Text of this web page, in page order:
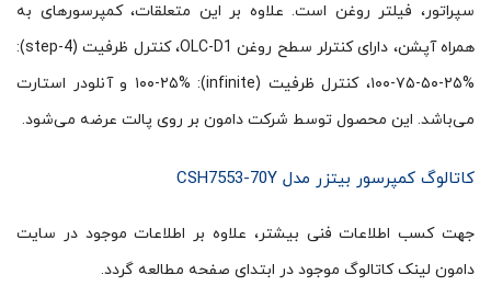
سپراتور، فیلتر روغن است. علاوه بر این متعلقات، کمپرسورهای به
همراه آپشن، دارای کنترلر سطح روغن OLC-D1، کنترل ظرفیت (4-step):
۱۰۰-۷۵-۵۰-۲۵%، کنترل ظرفیت (infinite): ۱۰۰-۲۵% و آنلودر استارت
می‌باشد. این محصول توسط شرکت دامون بر روی پالت عرضه می‌شود.
کاتالوگ کمپرسور بیتزر مدل CSH7553-70Y
جهت کسب اطلاعات فنی بیشتر، علاوه بر اطلاعات موجود در سایت
دامون لینک کاتالوگ موجود در ابتدای صفحه مطالعه گردد.